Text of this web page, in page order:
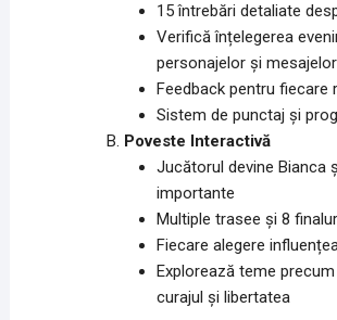
15 întrebări detaliate
Verifică înțelegerea
personajelor și mesajelor
Feedback pentru fiecare
Sistem de punctaj și
Poveste Interactivă
Jucătorul devine Bianca
importante
Multiple trasee și 8
Fiecare alegere
Explorează teme
curajul și libertatea